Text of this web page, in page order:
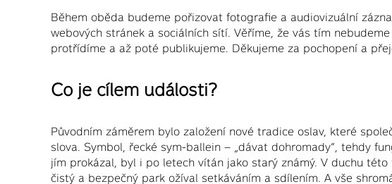
Během oběda budeme pořizovat fotografie a audiovizuální
webových stránek a sociálních sítí. Věříme, že vás tím
protřídíme a až poté publikujeme. Děkujeme za pochopení a
Co je cílem události?
Původním záměrem bylo založení nové tradice oslav, které
slova. Symbol, řecké sym-ballein – „dávat dohromady“, tehdy
jím prokázal, byl i po letech vítán jako starý známý. V duchu
čistý a bezpečný park ožíval setkáváním a sdílením. A vše